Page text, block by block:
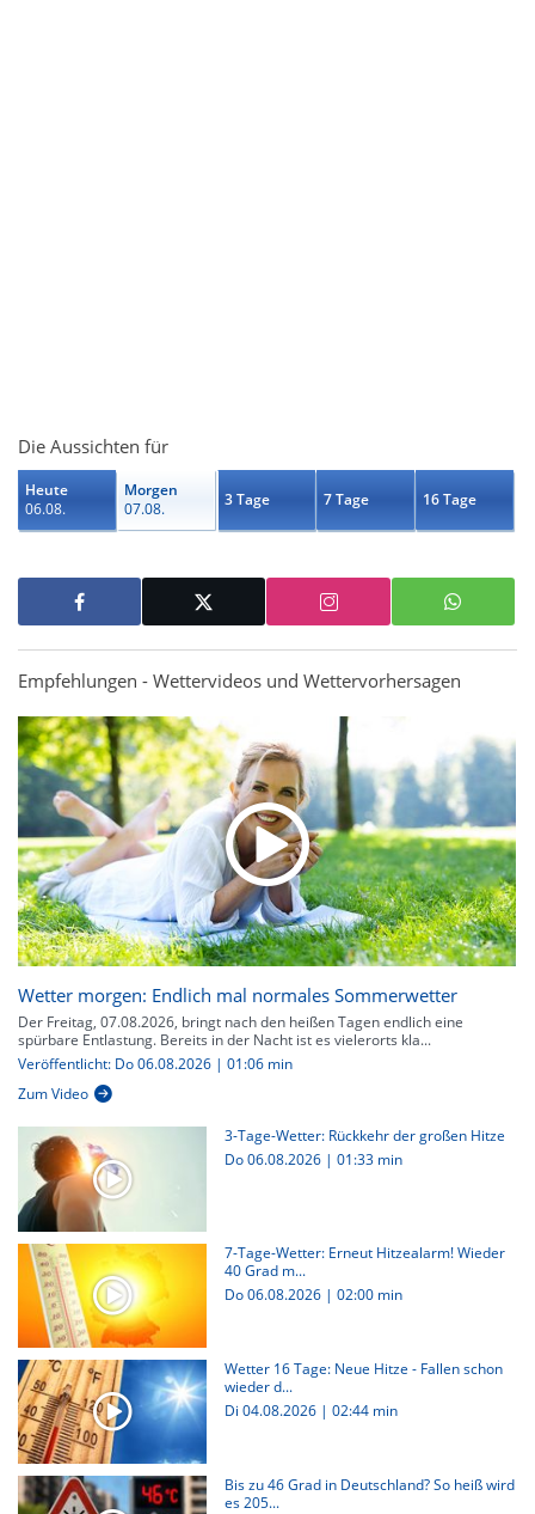
Die Aussichten für
Heute
06.08.
Morgen
07.08.
3 Tage 7 Tage 16 Tage
Empfehlungen - Wettervideos und Wettervorhersagen
Wetter morgen: Endlich mal normales Sommerwetter
Der Freitag, 07.08.2026, bringt nach den heißen Tagen endlich eine
spürbare Entlastung. Bereits in der Nacht ist es vielerorts kla...
Veröffentlicht: Do 06.08.2026 | 01:06 min
Zum Video
3-Tage-Wetter: Rückkehr der großen Hitze
Do 06.08.2026 | 01:33 min
7-Tage-Wetter: Erneut Hitzealarm! Wieder
40 Grad m...
Do 06.08.2026 | 02:00 min
Wetter 16 Tage: Neue Hitze - Fallen schon
wieder d...
Di 04.08.2026 | 02:44 min
Bis zu 46 Grad in Deutschland? So heiß wird
es 205...